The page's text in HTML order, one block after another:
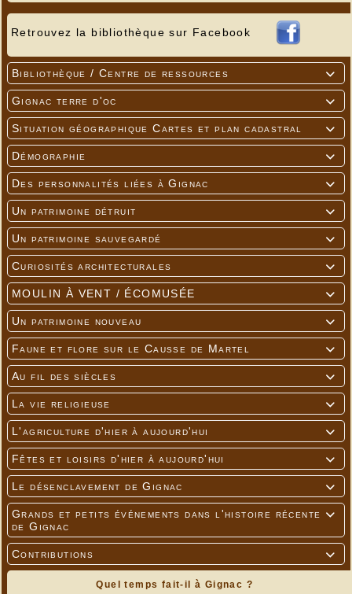
Retrouvez la bibliothèque sur Facebook

Bibliothèque / Centre de ressources

Gignac terre d'oc

Situation géographique Cartes et plan cadastral

Démographie

Des personnalités liées à Gignac

Un patrimoine détruit

Un patrimoine sauvegardé

Curiosités architecturales

MOULIN À VENT / ÉCOMUSÉE

Un patrimoine nouveau

Faune et flore sur le Causse de Martel

Au fil des siècles

La vie religieuse

L'agriculture d'hier à aujourd'hui

Fêtes et loisirs d'hier à aujourd'hui

Le désenclavement de Gignac

Grands et petits événements dans l'histoire récente
de Gignac

Contributions
Quel temps fait-il à Gignac ?
---
---
---